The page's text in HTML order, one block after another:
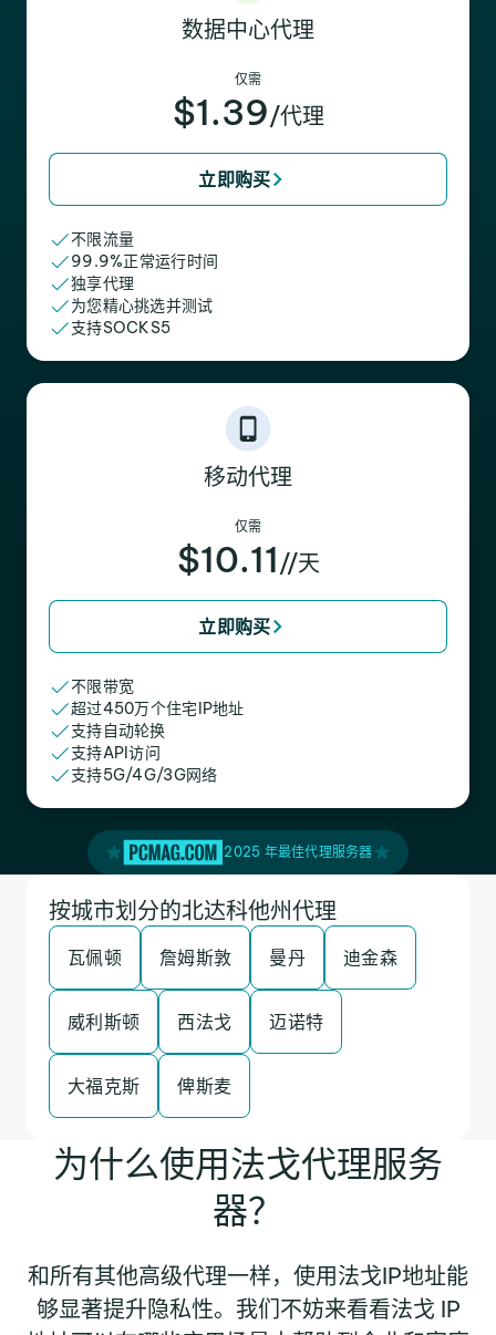
数据中心代理
仅需
$1.39/代理
立即购买
不限流量
99.9%正常运行时间
独享代理
为您精心挑选并测试
支持SOCKS5
移动代理
仅需
$10.11 //天
立即购买
不限带宽
超过450万个住宅IP地址
支持自动轮换
支持API访问
支持5G/4G/3G网络
2025 年最佳代理服务器
按城市划分的北达科他州代理
瓦佩顿 詹姆斯敦 曼丹 迪金森
威利斯顿 西法戈 迈诺特
大福克斯 俾斯麦
为什么使用法戈代理服务
器？
和所有其他高级代理一样，使用法戈IP地址能
够显著提升隐私性。我们不妨来看看法戈 IP